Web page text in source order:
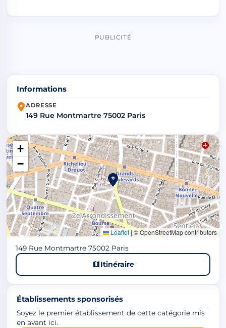
PUBLICITÉ
Informations
ADRESSE
149 Rue Montmartre 75002 Paris
+
−
Leaflet |© OpenStreetMap contributors
149 Rue Montmartre 75002 Paris
Itinéraire
Établissements sponsorisés
Soyez le premier établissement de cette catégorie mis
en avant ici.